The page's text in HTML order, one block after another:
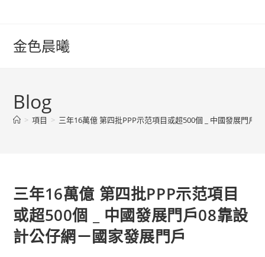
content金色晨曦
Blog
> 項目 > 三年16萬億 第四批PPP示范項目或超500個 _ 中國發展門戶
三年16萬億 第四批PPP示范項目
或超500個 _ 中國發展門戶08靠設
計公仔網－國家發展門戶